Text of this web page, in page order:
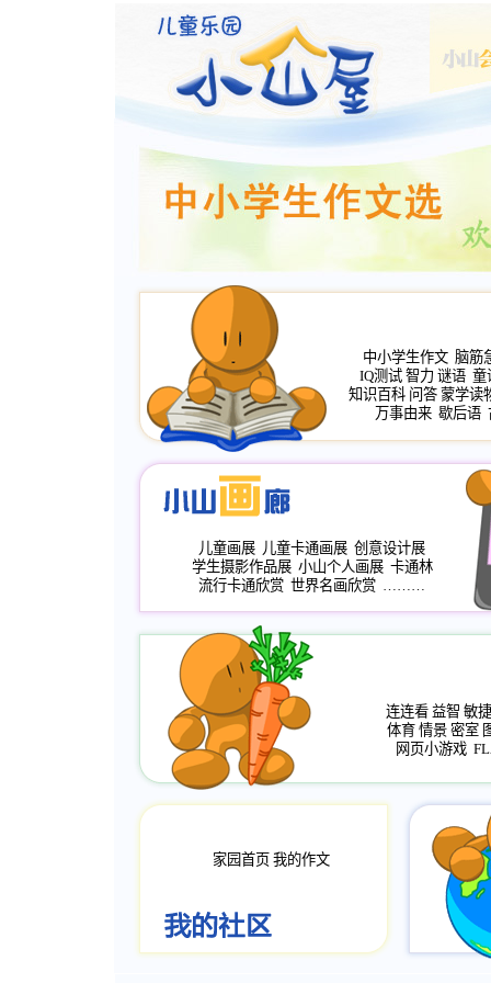
中小学生作文 脑筋
IQ测试 智力 谜语 童
知识百科 问答 蒙学读
万事由来 歇后语
儿童画展 儿童卡通画展 创意设计展
学生摄影作品展 小山个人画展 卡通林
流行卡通欣赏 世界名画欣赏 ………
连连看 益智 敏捷
体育 情景 密室
网页小游戏
家园首页 我的作文